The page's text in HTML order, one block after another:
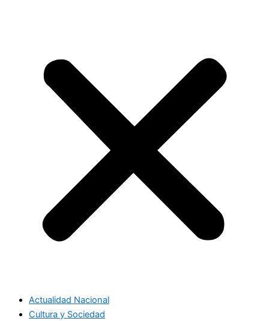
Actualidad Nacional
Cultura y Sociedad